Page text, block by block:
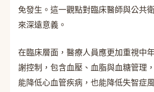
免發生。這一觀點對臨床醫師與公共
來深遠意義。
在臨床層面，醫療人員應更加重視中
謝控制，包含血壓、血脂與血糖管理
能降低心血管疾病，也能降低失智症